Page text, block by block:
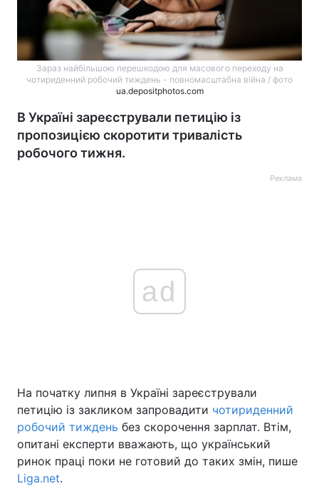
Зараз найбільшою перешкодою для масового переходу на
чотириденний робочий тиждень - повномасштабна війна / фото
ua.depositphotos.com
В Україні зареєстрували петицію із
пропозицією скоротити тривалість
робочого тижня.
Реклама
ad
На початку липня в Україні зареєстрували
петицію із закликом запровадити чотириденний
робочий тиждень без скорочення зарплат. Втім,
опитані експерти вважають, що український
ринок праці поки не готовий до таких змін, пише
Liga.net.